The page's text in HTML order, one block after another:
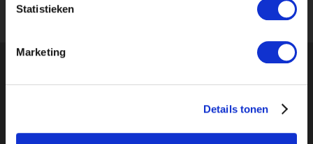
Statistieken
Marketing
Details tonen
Google-reviews
VOOR STUDENTEN